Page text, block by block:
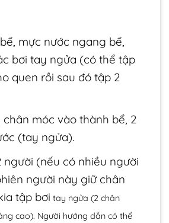
mực nước ngang bể,
bơi tay ngửa (có thể tập
quen rồi sau đó tập 2
chân móc vào thành bể, 2
(tay ngửa).
người (nếu có nhiều người
người này giữ chân
tập bơi tay ngửa (2 chân
cao). Người hướng dẫn có thể